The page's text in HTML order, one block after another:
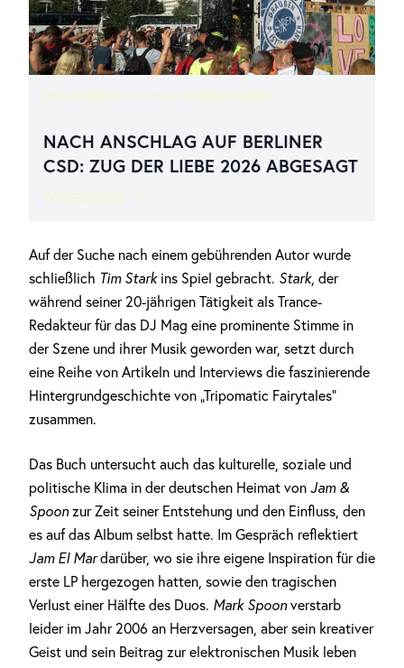
DAS KÖNNTE DICH AUCH INTERESSIEREN
NACH ANSCHLAG AUF BERLINER
CSD: ZUG DER LIEBE 2026 ABGESAGT
WEITERLESEN
Auf der Suche nach einem gebührenden Autor wurde
schließlich Tim Starkins Spiel gebracht. Stark, der
während seiner 20-jährigen Tätigkeit als Trance-
Redakteur für das DJ Mag eine prominente Stimme in
der Szene und ihrer Musik geworden war, setzt durch
eine Reihe von Artikeln und Interviews die faszinierende
Hintergrundgeschichte von „Tripomatic Fairytales“
zusammen.
Das Buch untersucht auch das kulturelle, soziale und
politische Klima in der deutschen Heimat von Jam &
Spoonzur Zeit seiner Entstehung und den Einfluss, den
es auf das Album selbst hatte. Im Gespräch reflektiert
Jam El Mardarüber, wo sie ihre eigene Inspiration für die
erste LP hergezogen hatten, sowie den tragischen
Verlust einer Hälfte des Duos. Mark Spoonverstarb
leider im Jahr 2006 an Herzversagen, aber sein kreativer
Geist und sein Beitrag zur elektronischen Musik leben